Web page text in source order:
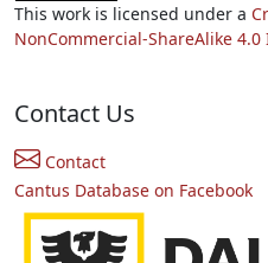
This work is licensed under a
NonCommercial-ShareAlike
Contact Us
Contact
Cantus Database on Facebook